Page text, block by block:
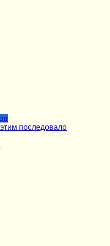
последовало